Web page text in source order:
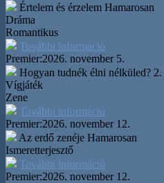
Értelem és érzelem Hamarosan
Dráma
Romantikus
További információ
Premier:2026. november 5.
Hogyan tudnék élni nélküled? 2.
Vígjáték
Zene
További információ
Premier:2026. november 12.
Az erdő zenéje Hamarosan
Ismeretterjesztő
További információ
Premier:2026. november 12.